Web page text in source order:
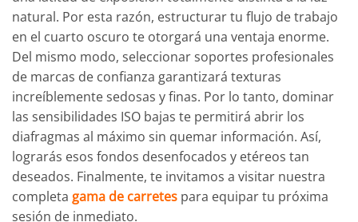
natural. Por esta razón, estructurar tu flujo de trabajo
en el cuarto oscuro te otorgará una ventaja enorme.
Del mismo modo, seleccionar soportes profesionales
de marcas de confianza garantizará texturas
increíblemente sedosas y finas. Por lo tanto, dominar
las sensibilidades ISO bajas te permitirá abrir los
diafragmas al máximo sin quemar información. Así,
lograrás esos fondos desenfocados y etéreos tan
deseados. Finalmente, te invitamos a visitar nuestra
completa gama de carretes para equipar tu próxima
sesión de inmediato.